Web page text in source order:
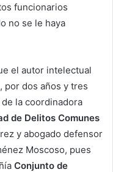
funcionarios
no se le haya
el autor intelectual
por dos años y tres
la coordinadora
de Delitos Comunes
y abogado defensor
Moscoso, pues
Conjunto de